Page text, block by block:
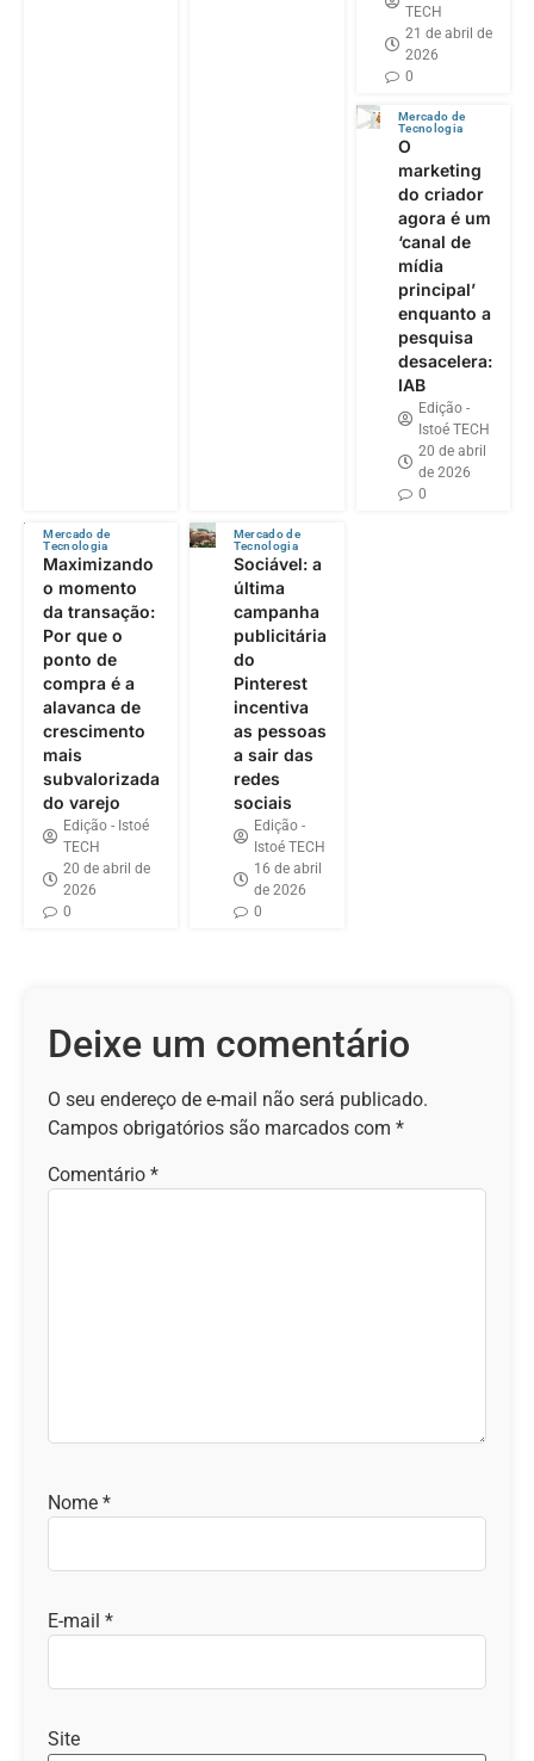
TECH
21 de abril de
2026
0
Mercado de
Tecnologia
O
marketing
do criador
agora é um
‘canal de
mídia
principal’
enquanto a
pesquisa
desacelera:
IAB
Edição -
Istoé TECH
20 de abril
de 2026
0
Mercado de
Tecnologia
Maximizando
o momento
da transação:
Por que o
ponto de
compra é a
alavanca de
crescimento
mais
subvalorizada
do varejo
Edição - Istoé
TECH
20 de abril de
2026
0
Mercado de
Tecnologia
Sociável: a
última
campanha
publicitária
do
Pinterest
incentiva
as pessoas
a sair das
redes
sociais
Edição -
Istoé TECH
16 de abril
de 2026
0
Deixe um comentário
O seu endereço de e-mail não será publicado.
Campos obrigatórios são marcados com *
Comentário *
Nome *
E-mail *
Site